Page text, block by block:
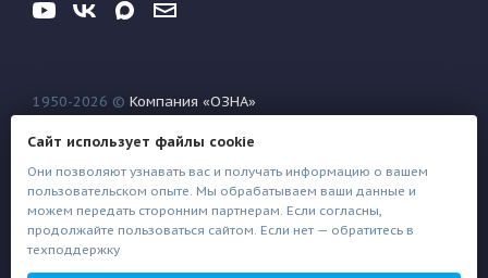
1950-2026 © Компания «ОЗНА»
Конфиденциальность
Условия использования
Файлы техподдержки
Создание сайта
Сайт использует файлы cookie
Они позволяют узнавать вас и получать информацию о вашем
пользовательском опыте. Мы обрабатываем ваши данные и
можем передать сторонним партнерам. Если согласны,
продолжайте пользоваться сайтом. Если нет — обратитесь в
техподдержку